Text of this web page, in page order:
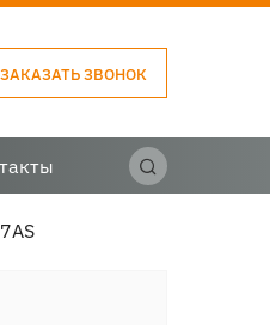
ЗАКАЗАТЬ ЗВОНОК